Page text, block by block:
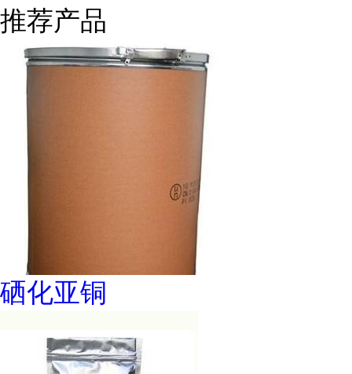
推荐产品
硒化亚铜